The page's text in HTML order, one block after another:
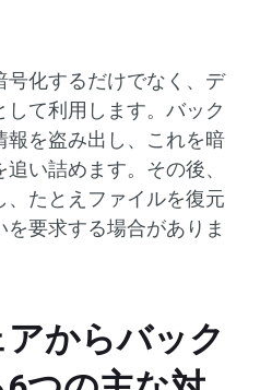
化するだけでなく、デ
て利用します。バック
報を盗み出し、これを暗
い詰めます。その後、
たとえファイルを復元
要求する場合がありま
からバック